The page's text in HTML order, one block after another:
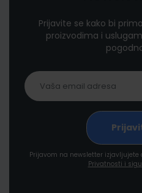
Prijavite se kako bi
proizvodima i
Prijavom na newsletter
Privatnosti i